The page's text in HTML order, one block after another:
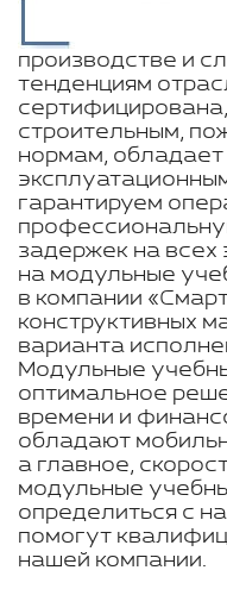
производстве и
тенденциям
строительным,
нормам, обладает
гарантируем
задержек на всех
на модульные
в компании
конструктивных
варианта
Модульные
оптимальное
времени и
обладают
а главное,
модульные
определиться с
помогут
нашей компании.